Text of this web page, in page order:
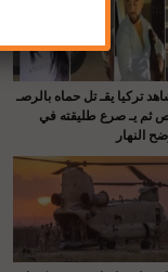
تركيا يقـ تل حماه بالرصـ
ثم يـ صرع طليقته في
النهار